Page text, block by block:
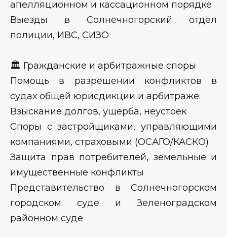
апелляционном и кассационном порядке
Выезды в Солнечногорский отдел
полиции, ИВС, СИЗО
🏛 Гражданские и арбитражные споры
Помощь в разрешении конфликтов в
судах общей юрисдикции и арбитраже:
Взыскание долгов, ущерба, неустоек
Споры с застройщиками, управляющими
компаниями, страховыми (ОСАГО/КАСКО)
Защита прав потребителей, земельные и
имущественные конфликты
Представительство в Солнечногорском
городском суде и Зеленоградском
районном суде